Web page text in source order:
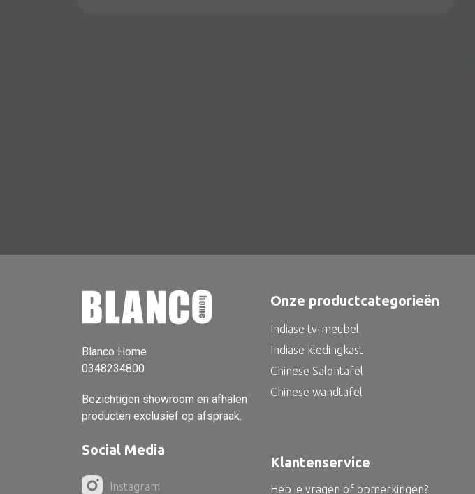
Blanco Home
0348234800
Bezichtigen showroom en afhalen
producten exclusief op afspraak.
Social Media
Instagram
Onze productcategorieën
Indiase tv-meubel
Indiase kledingkast
Chinese Salontafel
Chinese wandtafel
Klantenservice
Heb je vragen of opmerkingen?